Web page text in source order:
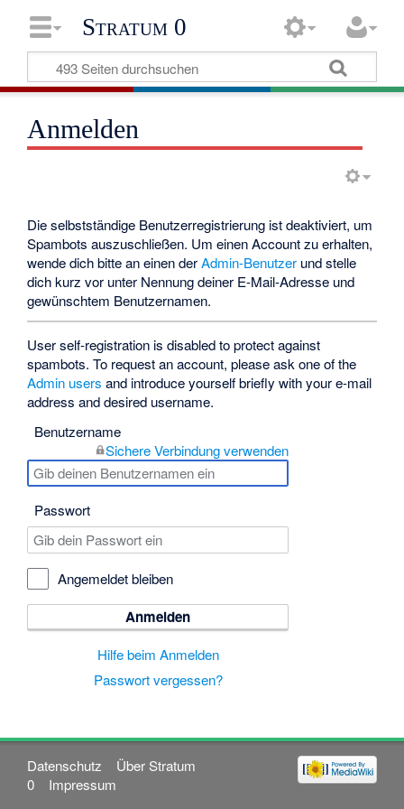
Stratum 0
Anmelden
Die selbstständige Benutzerregistrierung ist deaktiviert, um
Spambots auszuschließen. Um einen Account zu erhalten,
wende dich bitte an einen derAdmin-Benutzer und stelle
dich kurz vor unter Nennung deiner E-Mail-Adresse und
gewünschtem Benutzernamen.
User self-registration is disabled to protect against
spambots. To request an account, please ask one of the
Admin users and introduce yourself briefly with your e-mail
address and desired username.
Benutzername
Sichere Verbindung verwenden
Passwort
Angemeldet bleiben
Anmelden
Hilfe beim Anmelden
Passwort vergessen?
Datenschutz
Über Stratum
0
Impressum